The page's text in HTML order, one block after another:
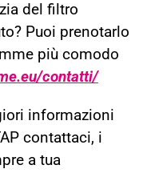
del filtro
Puoi prenotarlo
più comodo
contatti/
informazioni
contattaci, i
a tua